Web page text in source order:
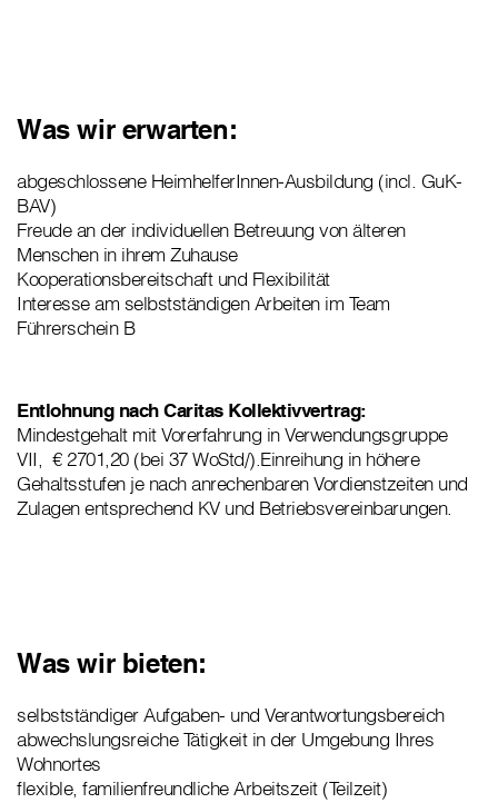
Was wir erwarten:
abgeschlossene HeimhelferInnen-Ausbildung (incl. GuK-
BAV)
Freude an der individuellen Betreuung von älteren
Menschen in ihrem Zuhause
Kooperationsbereitschaft und Flexibilität
Interesse am selbstständigen Arbeiten im Team
Führerschein B
Entlohnung nach Caritas Kollektivvertrag:
Mindestgehalt mit Vorerfahrung in Verwendungsgruppe
VII, € 2701,20 (bei 37 WoStd/).Einreihung in höhere
Gehaltsstufen je nach anrechenbaren Vordienstzeiten und
Zulagen entsprechend KV und Betriebsvereinbarungen.
Was wir bieten:
selbstständiger Aufgaben- und Verantwortungsbereich
abwechslungsreiche Tätigkeit in der Umgebung Ihres
Wohnortes
flexible, familienfreundliche Arbeitszeit (Teilzeit)